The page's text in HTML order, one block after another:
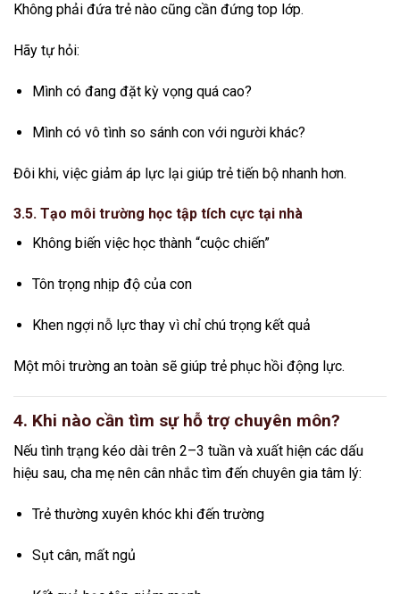
Không phải đứa trẻ nào cũng cần đứng top lớp.
Hãy tự hỏi:
Mình có đang đặt kỳ vọng quá cao?
Mình có vô tình so sánh con với người khác?
Đôi khi, việc giảm áp lực lại giúp trẻ tiến bộ nhanh hơn.
3.5. Tạo môi trường học tập tích cực tại nhà
Không biến việc học thành “cuộc chiến”
Tôn trọng nhịp độ của con
Khen ngợi nỗ lực thay vì chỉ chú trọng kết quả
Một môi trường an toàn sẽ giúp trẻ phục hồi động lực.
4. Khi nào cần tìm sự hỗ trợ chuyên môn?
Nếu tình trạng kéo dài trên 2–3 tuần và xuất hiện các dấu
hiệu sau, cha mẹ nên cân nhắc tìm đến chuyên gia tâm lý:
Trẻ thường xuyên khóc khi đến trường
Sụt cân, mất ngủ